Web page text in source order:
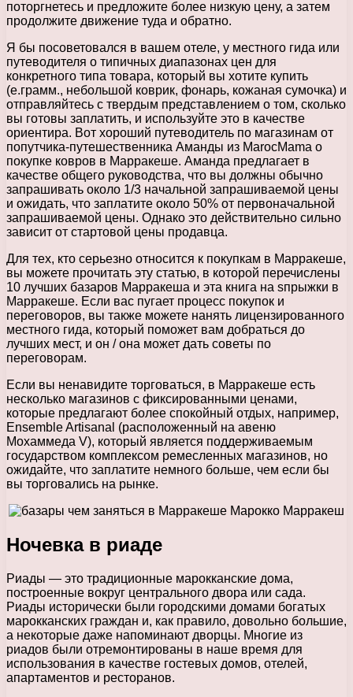
поторгнетесь и предложите более низкую цену, а затем
продолжите движение туда и обратно.
Я бы посоветовался в вашем отеле, у местного гида или
путеводителя о типичных диапазонах цен для
конкретного типа товара, который вы хотите купить
(e.грамм., небольшой коврик, фонарь, кожаная сумочка) и
отправляйтесь с твердым представлением о том, сколько
вы готовы заплатить, и используйте это в качестве
ориентира. Вот хороший путеводитель по магазинам от
попутчика-путешественника Аманды из MarocMama о
покупке ковров в Марракеше. Аманда предлагает в
качестве общего руководства, что вы должны обычно
запрашивать около 1/3 начальной запрашиваемой цены
и ожидать, что заплатите около 50% от первоначальной
запрашиваемой цены. Однако это действительно сильно
зависит от стартовой цены продавца.
Для тех, кто серьезно относится к покупкам в Марракеше,
вы можете прочитать эту статью, в которой перечислены
10 лучших базаров Марракеша и эта книга на sпрыжки в
Марракеше. Если вас пугает процесс покупок и
переговоров, вы также можете нанять лицензированного
местного гида, который поможет вам добраться до
лучших мест, и он / она может дать советы по
переговорам.
Если вы ненавидите торговаться, в Марракеше есть
несколько магазинов с фиксированными ценами,
которые предлагают более спокойный отдых, например,
Ensemble Artisanal (расположенный на авеню
Мохаммеда V), который является поддерживаемым
государством комплексом ремесленных магазинов, но
ожидайте, что заплатите немного больше, чем если бы
вы торговались на рынке.
Ночевка в риаде
Риады — это традиционные марокканские дома,
построенные вокруг центрального двора или сада.
Риады исторически были городскими домами богатых
марокканских граждан и, как правило, довольно большие,
а некоторые даже напоминают дворцы. Многие из
риадов были отремонтированы в наше время для
использования в качестве гостевых домов, отелей,
апартаментов и ресторанов.